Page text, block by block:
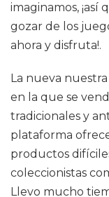
imaginamos,
gozar de los
ahora y disfruta!.
La nueva
en la que se
tradicionales y
plataforma
productos
coleccionistas
Llevo mucho